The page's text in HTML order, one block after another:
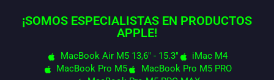
¡SOMOS ESPECIALISTAS EN PRODUCTOS
APPLE!
MacBook Air M5 13,6" - 15.3"
iMac M4
MacBook Pro M5
MacBook Pro M5 PRO